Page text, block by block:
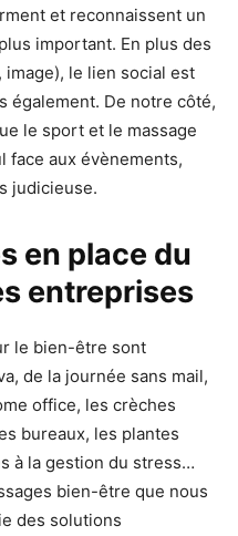
et reconnaissent un
important. En plus des
le lien social est
également. De notre côté,
le sport et le massage
face aux évènements,
judicieuse.
en place du
entreprises
le bien-être sont
de la journée sans mail,
office, les crèches
bureaux, les plantes
à la gestion du stress…
bien-être que nous
des solutions